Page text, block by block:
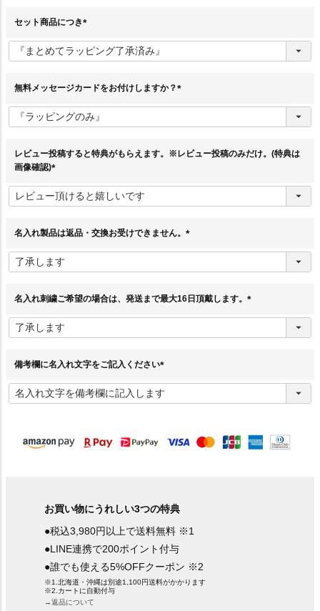
セット商品につき
必
須
無料メッセージカードをお付けしますか？
須
レビュー投稿すると特典がもらえます。※レビュー投稿のみだけ。(特典は
画像確認)
必
須
名入れ製品は返品・交換お受けできません。
須
名入れ刺繍ご希望の場合は、発送まで最大16日頂戴します。
須
備考欄に名入れ文字をご記入ください
必
須
お買い物にうれしい3つの特典
●税込3,980円以上で送料無料 ※1
●LINE連携で200ポイント付与
●誰でも使える5%OFFクーポン ※2
※1.北海道・沖縄は別途1,100円送料がかかります
※2.カートに自動付与
→返品について